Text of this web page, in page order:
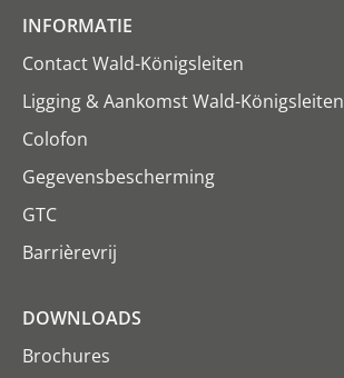
INFORMATIE
Contact Wald-Königsleiten
Ligging & Aankomst Wald-Königsleiten
Colofon
Gegevensbescherming
GTC
Barrièrevrij
DOWNLOADS
Brochures